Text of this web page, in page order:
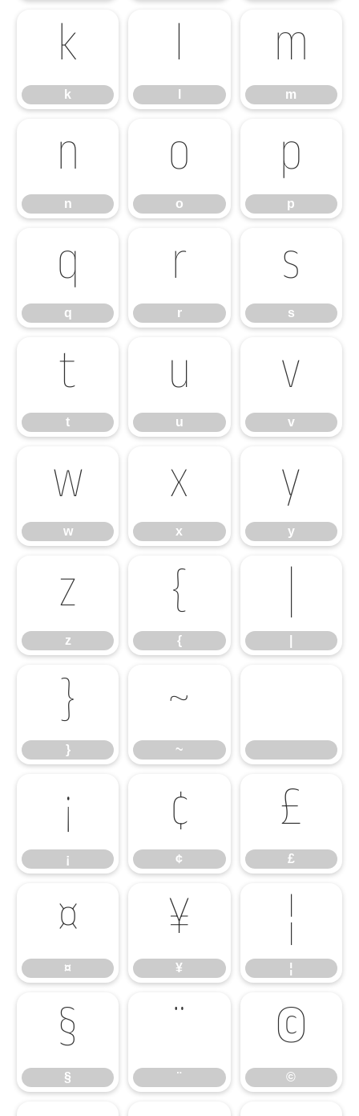
k
k l m
m
n
n o
o p
p
q
q r
r s
s
t
t u
u v
v
w
w x
x y
y
z
z {
{ |
}
} ~
~
¡¡ ¢
¢ £
£
¤
¤ ¥
¥ ¦¦
§
§ ¨
¨ ©
©